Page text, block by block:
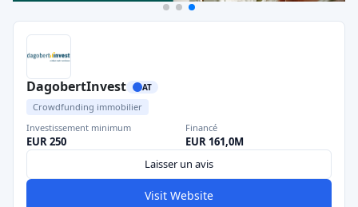
DagobertInvest AT
Crowdfunding immobilier
Investissement minimum
EUR 250
Financé
EUR 161,0M
Laisser un avis
Visit Website